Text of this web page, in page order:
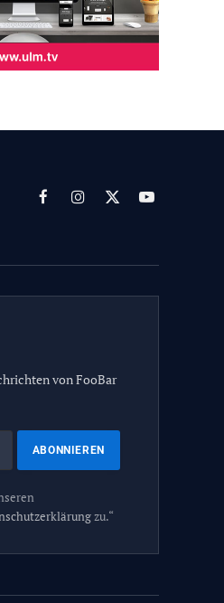
FacebookInstagram
X
YouTube
von FooBar
zu.“